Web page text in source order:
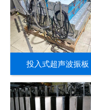
投入式超声波振板